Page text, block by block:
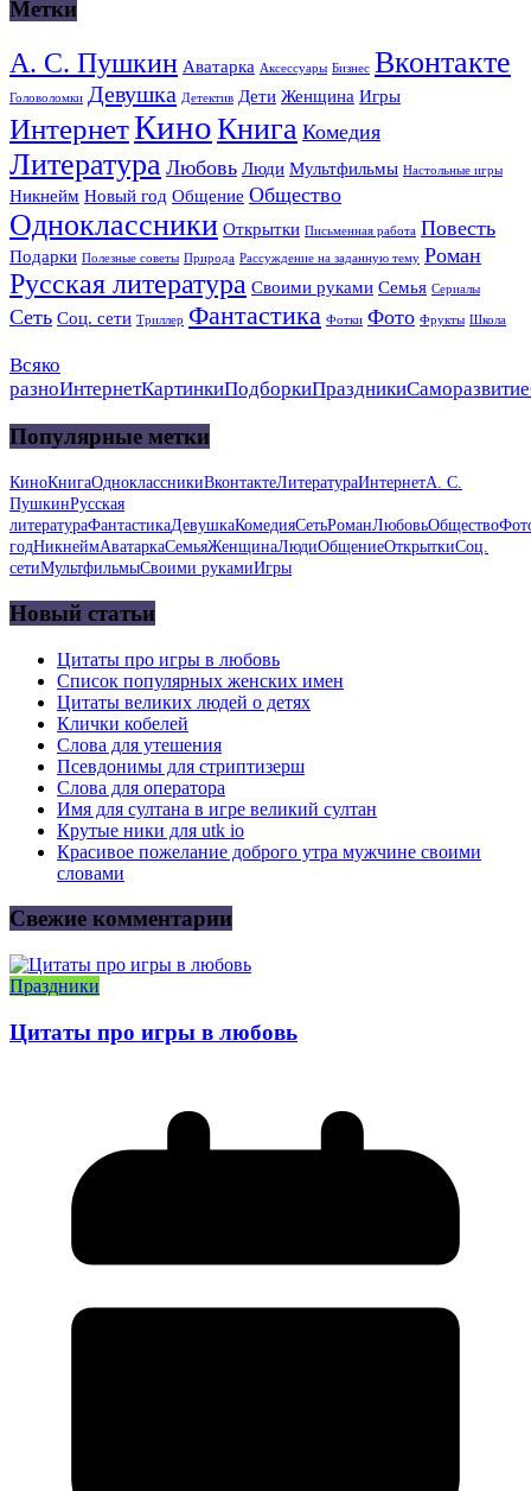
Метки
А. С. Пушкин Аватарка Аксессуары Бизнес Вконтакте
Головоломки Девушка Детектив Дети Женщина Игры
ИнтернетКиноКнига Комедия
Литература Любовь Люди Мультфильмы Настольные игры
Никнейм Новый год Общение Общество
Одноклассники Открытки Письменная работа Повесть
Подарки Полезные советы Природа Рассуждение на заданную тему Роман
Русская литература Своими руками Семья Сериалы
Сеть Соц. сети Триллер Фантастика Фотки Фото Фрукты Школа
Всяко
разноИнтернетКартинкиПодборкиПраздникиСаморазвитие
Популярные метки
КиноКнигаОдноклассникиВконтактеЛитератураИнтернетА. С.
ПушкинРусская
литератураФантастикаДевушкаКомедияСетьРоманЛюбовьОбщество
годНикнеймАватаркаСемьяЖенщинаЛюдиОбщениеОткрыткиСоц.
сетиМультфильмыСвоими рукамиИгры
Новый статьи
Цитаты про игры в любовь
Список популярных женских имен
Цитаты великих людей о детях
Клички кобелей
Слова для утешения
Псевдонимы для стриптизерш
Слова для оператора
Имя для султана в игре великий султан
Крутые ники для utk io
Красивое пожелание доброго утра мужчине своими
словами
Свежие комментарии
Праздники
Цитаты про игры в любовь